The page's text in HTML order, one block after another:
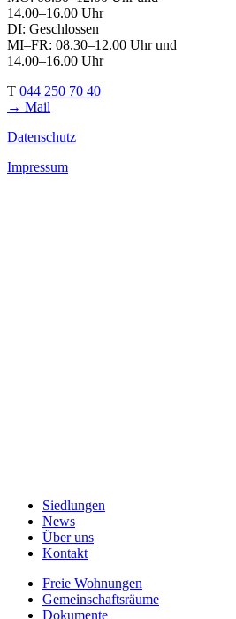
14.00–16.00 Uhr
DI: Geschlossen
MI–FR: 08.30–12.00 Uhr und
14.00–16.00 Uhr
T 044 250 70 40
→ Mail
Datenschutz
Impressum
Siedlungen
News
Über uns
Kontakt
Freie Wohnungen
Gemeinschaftsräume
Dokumente